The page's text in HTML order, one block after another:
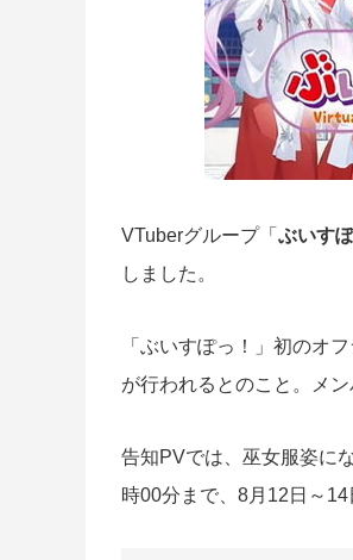
VTuberグループ「ぶいす
しました。
「ぶいすぽっ！」初のオ
が行われるとのこと。メ
告知PVでは、巫女服姿に
時00分まで、8月12日～